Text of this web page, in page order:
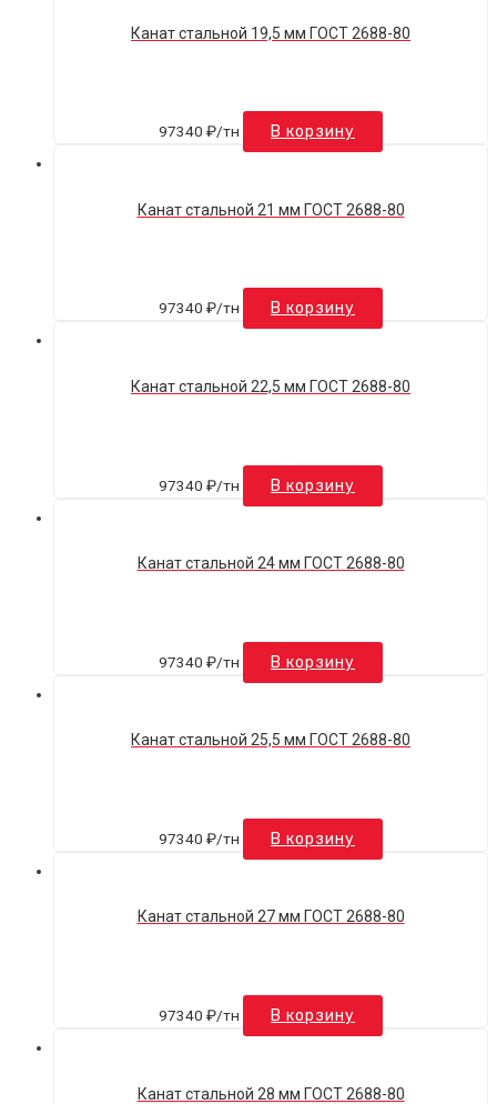
Канат стальной 19,5 мм ГОСТ 2688-80
97340 ₽/тн В корзину
Канат стальной 21 мм ГОСТ 2688-80
97340 ₽/тн В корзину
Канат стальной 22,5 мм ГОСТ 2688-80
97340 ₽/тн В корзину
Канат стальной 24 мм ГОСТ 2688-80
97340 ₽/тн В корзину
Канат стальной 25,5 мм ГОСТ 2688-80
97340 ₽/тн В корзину
Канат стальной 27 мм ГОСТ 2688-80
97340 ₽/тн В корзину
Канат стальной 28 мм ГОСТ 2688-80